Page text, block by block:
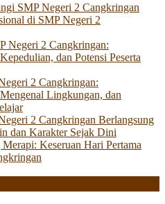
SMP Negeri 2 Cangkringan
di SMP Negeri 2
Negeri 2 Cangkringan:
dan Potensi Peserta
2 Cangkringan:
Lingkungan, dan
2 Cangkringan Berlangsung
dan Karakter Sejak Dini
Keseruan Hari Pertama